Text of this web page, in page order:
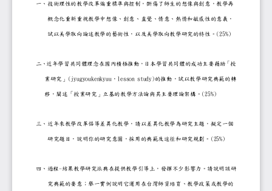
一、技術理性的教學改革偏重標準與控制，斲傷了師
概念化重新重視教學中想像、創意、直覺、情意、
試以美學取向論述教學的藝術性，以及美學取向教
(25%)
二、近年學習共同體理念在國內積極推動，日本學習共
業研究」(jyugyoukenkyuu
， lesson study)的推動，試以教學研究典範
的轉
移，闡述「授業研究」立基的教學方法論與其主要理
(25%)
三、近年來教學改革倡導差異化教學，請以差異化教
研究題目
，說明你的研究意圖
，採用的典範及途徑和研究規劃。
(25%)
四、過程
-結果教學研究派典在提供教學引導上
，發揮不少影響力。請說明
究典範的要意
；舉一實例說明它運用在台灣師資培育、教